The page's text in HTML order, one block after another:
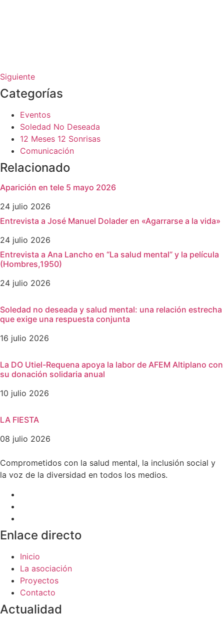
Siguiente
Categorías
Eventos
Soledad No Deseada
12 Meses 12 Sonrisas
Comunicación
Relacionado
Aparición en tele 5 mayo 2026
24 julio 2026
Entrevista a José Manuel Dolader en «Agarrarse a la vida»
24 julio 2026
Entrevista a Ana Lancho en “La salud mental” y la película
(Hombres,1950)
24 julio 2026
Soledad no deseada y salud mental: una relación estrecha
que exige una respuesta conjunta
16 julio 2026
La DO Utiel-Requena apoya la labor de AFEM Altiplano con
su donación solidaria anual
10 julio 2026
LA FIESTA
08 julio 2026
Comprometidos con la salud mental, la inclusión social y
la voz de la diversidad en todos los medios.
Enlace directo
Inicio
La asociación
Proyectos
Contacto
Actualidad